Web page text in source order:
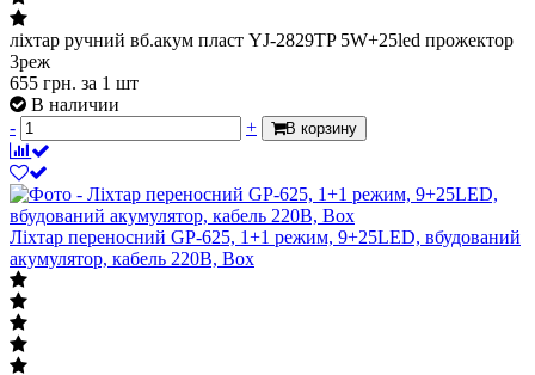
ліхтар ручний вб.акум пласт YJ-2829TP 5W+25led прожектор
3реж
655 грн. за 1 шт
В наличии
-
+ В корзину
Ліхтар переносний GP-625, 1+1 режим, 9+25LED, вбудований
акумулятор, кабель 220B, Box